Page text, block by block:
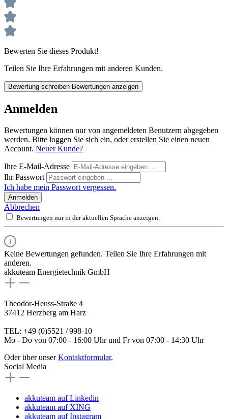
Bewerten Sie dieses Produkt!
Teilen Sie Ihre Erfahrungen mit anderen Kunden.
Bewertung schreiben Bewertungen anzeigen
Anmelden
Bewertungen können nur von angemeldeten Benutzern abgegeben
werden. Bitte loggen Sie sich ein, oder erstellen Sie einen neuen
Account. Neuer Kunde?
Ihre E-Mail-Adresse
Ihr Passwort
Ich habe mein Passwort vergessen.
Anmelden
Abbrechen
Bewertungen nur in der aktuellen Sprache anzeigen.
Keine Bewertungen gefunden. Teilen Sie Ihre Erfahrungen mit
anderen.
akkuteam Energietechnik GmbH
Theodor-Heuss-Straße 4
37412 Herzberg am Harz
TEL: +49 (0)5521 / 998-10
Mo - Do von 07:00 - 16:00 Uhr und Fr von 07:00 - 14:30 Uhr
Oder über unserKontaktformular.
Social Media
akkuteam auf Linkedin
akkuteam auf XING
akkuteam auf Instagram